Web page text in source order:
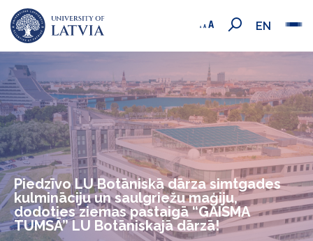
EN
Piedzīvo LU Botāniskā dārza simtgades
kulmināciju un saulgriežu maģiju,
dodoties ziemas pastaigā “GAISMA
TUMSĀ” LU Botāniskajā dārzā!